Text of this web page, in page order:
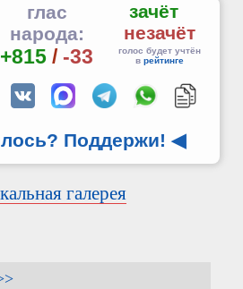
глас
народа:
+815 / -33
зачёт
незачёт
голос будет учтён
в рейтинге
Поддержи! ◀
галерея